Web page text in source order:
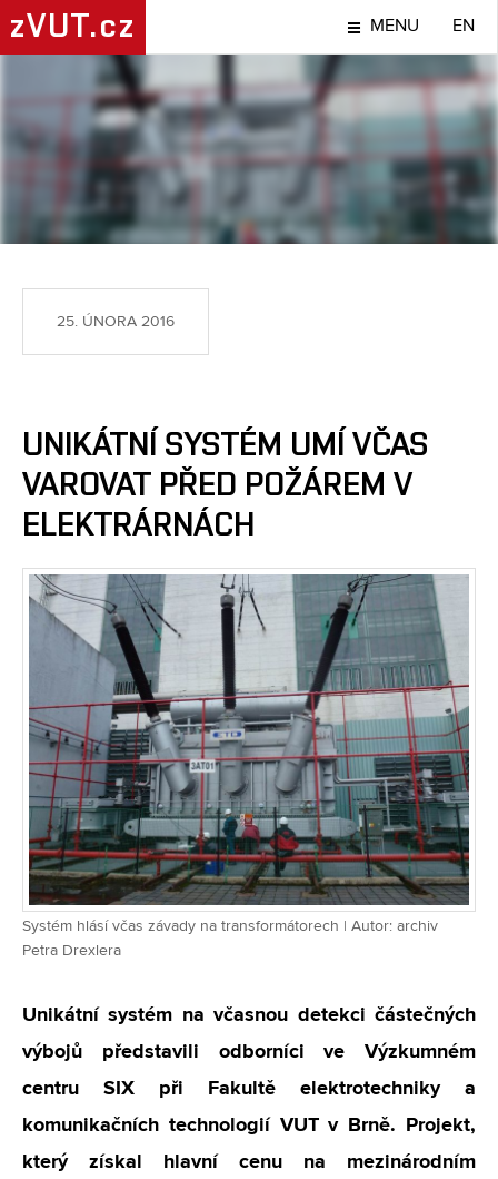
zVUT.cz MENU EN
TÉMA
25. ÚNORA 2016
UNIKÁTNÍ SYSTÉM UMÍ VČAS
VAROVAT PŘED POŽÁREM V
ELEKTRÁRNÁCH
Systém hlásí včas závady na transformátorech | Autor: archiv
Petra Drexlera
Unikátní systém na včasnou detekci částečných
výbojů představili odborníci ve Výzkumném
centru SIX při Fakultě elektrotechniky a
komunikačních technologií VUT v Brně. Projekt,
který získal hlavní cenu na mezinárodním